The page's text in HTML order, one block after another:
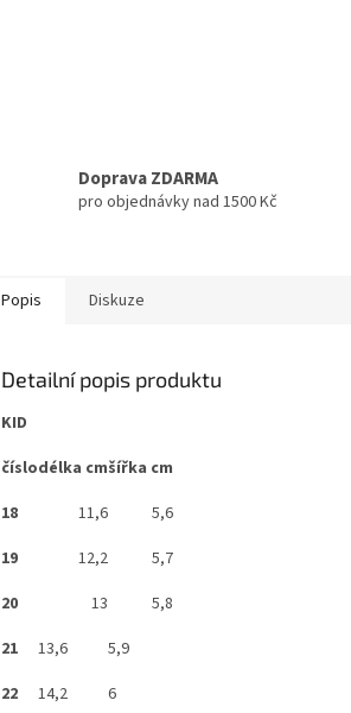
Doprava ZDARMA
pro objednávky nad 1500 Kč
Popis Diskuze
Detailní popis produktu
KID
číslodélka cmšířka cm
18
11,6
5,6
19
12,2
5,7
20
13
5,8
21
13,6
5,9
22
14,2 6